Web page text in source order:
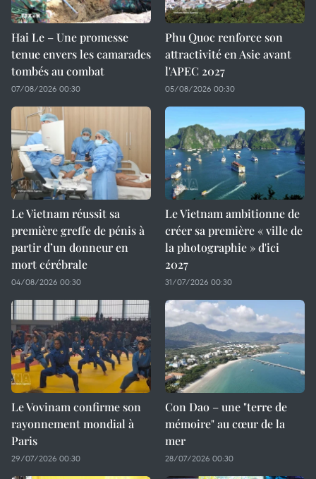
Hai Le – Une promesse
tenue envers les camarades
tombés au combat
07/08/2026 00:30
Phu Quoc renforce son
attractivité en Asie avant
l'APEC 2027
05/08/2026 00:30
Le Vietnam réussit sa
première greffe de pénis à
partir d’un donneur en
mort cérébrale
04/08/2026 00:30
Le Vietnam ambitionne de
créer sa première « ville de
la photographie » d'ici
2027
31/07/2026 00:30
Le Vovinam confirme son
rayonnement mondial à
Paris
29/07/2026 00:30
Con Dao – une "terre de
mémoire" au cœur de la
mer
28/07/2026 00:30